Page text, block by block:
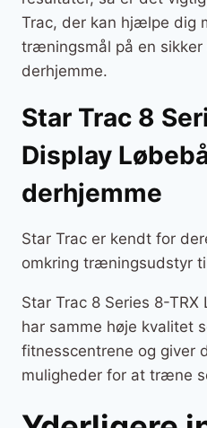
Trac, der kan hjælpe dig
træningsmål på en sikker
derhjemme.
Star Trac 8
Display
derhjemme
Star Trac er kendt for
omkring træningsudstyr
Star Trac 8 Series 8-TRX
har samme høje kvalitet
fitnesscentrene og giver
muligheder for at træne